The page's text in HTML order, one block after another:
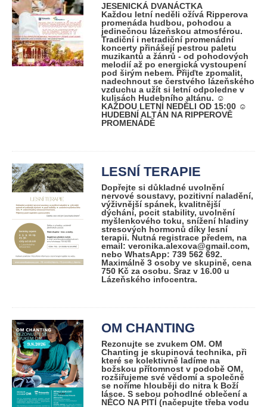
JESENICKÁ DVANÁCTKA
Každou letní neděli ožívá Ripperova
promenáda hudbou, pohodou a
jedinečnou lázeňskou atmosférou.
Tradiční i netradiční promenádní
koncerty přinášejí pestrou paletu
muzikantů a žánrů - od pohodových
melodií až po energická vystoupení
pod širým nebem. Přijďte zpomalit,
nadechnout se čerstvého lázeňského
vzduchu a užít si letní odpoledne v
kulisách Hudebního altánu. ☺
KAŽDOU LETNÍ NEDĚLI OD 15:00 ☺
HUDEBNÍ ALTÁN NA RIPPEROVĚ
PROMENÁDĚ
LESNÍ TERAPIE
Dopřejte si důkladné uvolnění
nervové soustavy, pozitivní naladění,
výživnější spánek, kvalitnější
dýchání, pocit stability, uvolnění
myšlenkového toku, snížení hladiny
stresových hormonů díky lesní
terapii. Nutná registrace předem, na
email: veronika.alexova@gmail.com,
nebo WhatsApp: 739 562 692.
Maximálně 3 osoby ve skupině, cena
750 Kč za osobu. Sraz v 16.00 u
Lázeňského infocentra.
OM CHANTING
Rezonujte se zvukem OM. OM
Chanting je skupinová technika, při
které se kolektivně ladíme na
božskou přítomnost v podobě OM,
rozšiřujeme své vědomí a společně
se noříme hlouběji do nitra k Boží
lásce. S sebou pohodlné oblečení a
NĚCO NA PITÍ (načepujte třeba vodu